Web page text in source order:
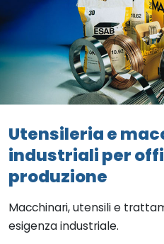
Utensileria e
industriali per
produzione
Macchinari, utensili e
esigenza industriale.